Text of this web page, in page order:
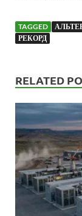
TAGGED
РЕКОРД
RELATED